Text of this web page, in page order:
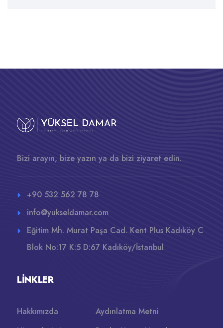
Bizi arayın, bize yazın ya da bizi ziyaret edin.
+90 532 562 78 78
info@yukseldamar.com
Eğitim Mh. Murat Paşa Cad. Kent Plus Kadıköy C
Blok No:17 K:5 D:67 Kadıköy/İstanbul
LINKLER
Hakkımızda
Aydınlatma Metni